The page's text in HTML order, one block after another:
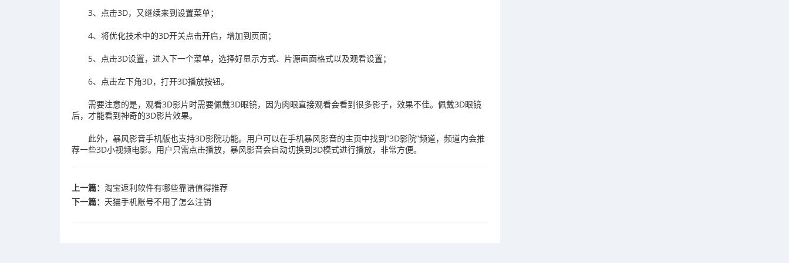
3、点击3D，又继续来到设置菜单；
4、将优化技术中的3D开关点击开启，增加到页面；
5、点击3D设置，进入下一个菜单，选择好显示方式、片源画面格式以及观看设置；
6、点击左下角3D，打开3D播放按钮。
需要注意的是，观看3D影片时需要佩戴3D眼镜，因为肉眼直接观看会看到很多影子，效果不佳。佩戴3D眼镜
后，才能看到神奇的3D影片效果。
此外，暴风影音手机版也支持3D影院功能。用户可以在手机暴风影音的主页中找到“3D影院”频道，频道内会推
荐一些3D小视频电影。用户只需点击播放，暴风影音会自动切换到3D模式进行播放，非常方便。
上一篇： ​淘宝返利软件有哪些靠谱值得推荐
下一篇： ​天猫手机账号不用了怎么注销